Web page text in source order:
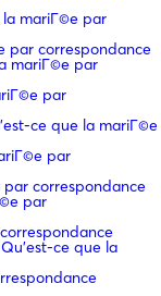
mariГ©e par
par correspondance
mariГ©e par
par
ce que la mariГ©e
par
correspondance
par
ce que la